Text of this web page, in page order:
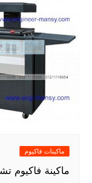
ماكينات فاكيوم
ماكينة فاكيوم